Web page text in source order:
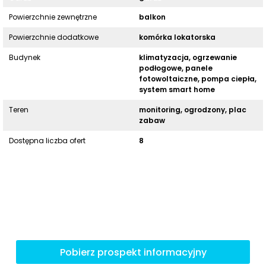
Powierzchnie zewnętrzne
balkon
Powierzchnie dodatkowe
komórka lokatorska
Budynek
klimatyzacja, ogrzewanie
podłogowe, panele
fotowoltaiczne, pompa ciepła,
system smart home
Teren
monitoring, ogrodzony, plac
zabaw
Dostępna liczba ofert
8
Pobierz prospekt informacyjny